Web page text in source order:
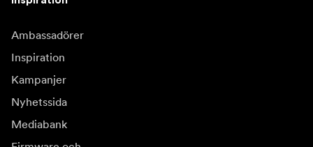
Ambassadörer
Inspiration
Kampanjer
Nyhetssida
Mediabank